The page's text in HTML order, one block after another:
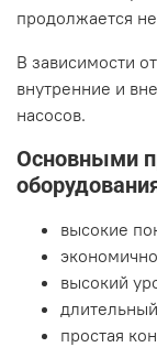
продолжается
В зависимости
внутренние и
насосов.
Основными
высокие
высокий
простая